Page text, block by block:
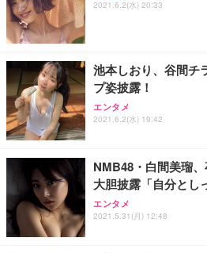
2021.6.2(水) 20:33
池本しおり、谷間チ
プ姿披露！
エンタメ
2021.6.2(水) 19:42
NMB48・白間美瑠
大胆披露「自分とし
エンタメ
2021.5.31(月) 12:48